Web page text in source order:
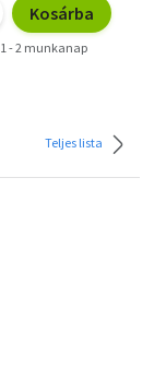
Kosárba
1 - 2 munkanap
Teljes lista